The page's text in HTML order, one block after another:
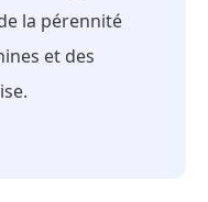
la pérennité
et des